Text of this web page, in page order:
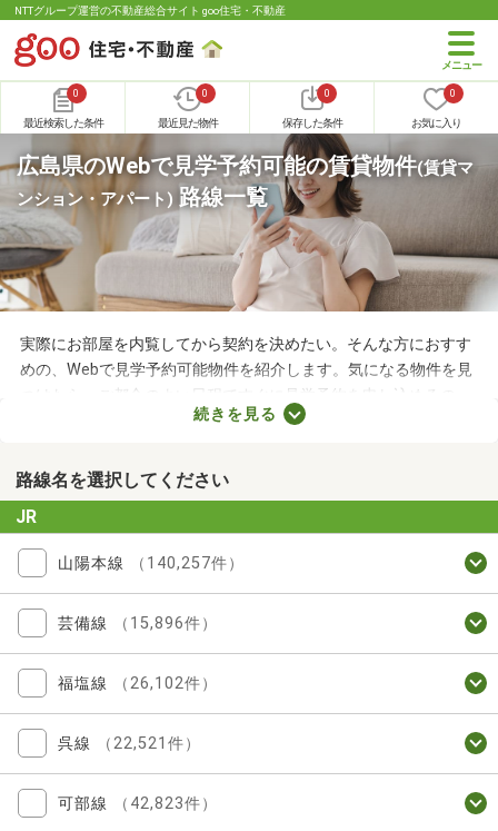
NTTグループ運営の不動産総合サイト goo住宅・不動産
0
最近検索した条件
0
最近見た物件
0
保存した条件
0
お気に入り
広島県のWebで見学予約可能の賃貸物件(賃貸マ
ンション・アパート) 路線一覧
実際にお部屋を内覧してから契約を決めたい。そんな方におすす
めの、Webで見学予約可能物件を紹介します。気になる物件を見
つけたら、ご都合のよい日程ですぐに見学予約を申し込めるの
で、お部屋探しもスムーズに進みますよ。複数のお部屋を実際に
続きを見る
路線名を選択してください
JR
山陽本線 （140,257件）
芸備線 （15,896件）
福塩線 （26,102件）
呉線 （22,521件）
可部線 （42,823件）